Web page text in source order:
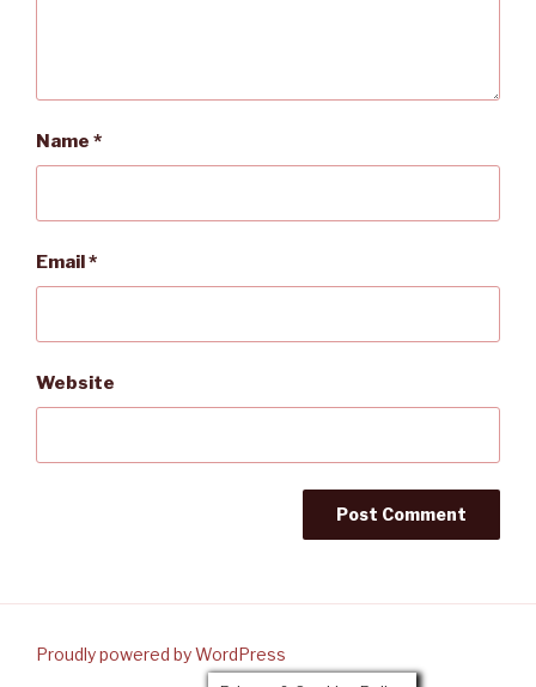
Name *
Email*
Website
Proudly powered by WordPress